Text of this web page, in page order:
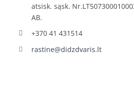
atsisk. sąsk.
AB.
+370 41 431514
rastine@didzdvaris.lt